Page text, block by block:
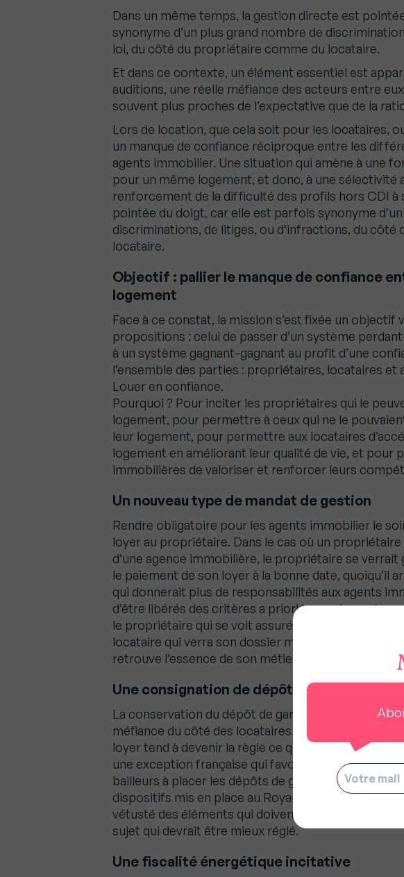
Dans un même temps, la gestion directe est
synonyme d’un plus grand nombre de
loi, du côté du propriétaire comme du locataire.
Et dans ce contexte, un élément essentiel est
auditions, une réelle méfiance des acteurs entre
souvent plus proches de l’expectative que de la
Lors de location, que cela soit pour les locataires,
un manque de confiance réciproque entre les
agents immobilier. Une situation qui amène à une
pour un même logement, et donc, à une sélectivité
renforcement de la difficulté des profils hors CDI à
pointée du doigt, car elle est parfois synonyme
discriminations, de litiges, ou d’infractions, du
locataire.
Objectif : pallier le manque de confiance
logement
Face à ce constat, la mission s’est fixée un objectif
propositions : celui de passer d’un système
à un système gagnant-gagnant au profit d’une
l’ensemble des parties : propriétaires, locataires
Louer en confiance.
Pourquoi ? Pour inciter les propriétaires qui le
logement, pour permettre à ceux qui ne le
leur logement, pour permettre aux locataires
logement en améliorant leur qualité de vie, et pour
immobilières de valoriser et renforcer leurs
Un nouveau type de mandat de gestion
Rendre obligatoire pour les agents immobilier le
loyer au propriétaire. Dans le cas où un
d’une agence immobilière, le propriétaire se verrait
le paiement de son loyer à la bonne date, quoiqu’il
qui donnerait plus de responsabilités aux agents
d’être libérés des critères a priori imposés par les
le propriétaire qui se voit assuré du paiement de
locataire qui verra son dossier mieux étudié,
retrouve l’essence de son métier ainsi qu’une plus
Une consignation de dépôt de garantie
La conservation du dépôt de garantie par le
méfiance du côté des locataires. En réaction, le
loyer tend à devenir la règle ce qui ne fait
une exception française qui favorise ces conflits, il
bailleurs à placer les dépôts de garantie sous un
dispositifs mis en place au Royaume-Uni depuis
vétusté des éléments qui doivent être remplacés
sujet qui devrait être mieux réglé.
Une fiscalité énergétique incitative